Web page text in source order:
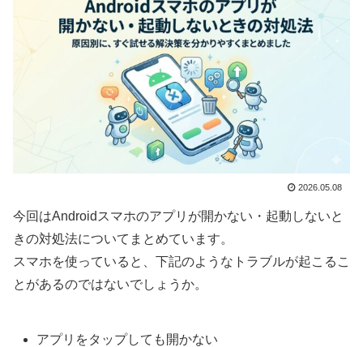
2026.05.08
今回はAndroidスマホのアプリが開かない・起動しないと
きの対処法についてまとめています。
スマホを使っていると、下記のようなトラブルが起こるこ
とがあるのではないでしょうか。
アプリをタップしても開かない